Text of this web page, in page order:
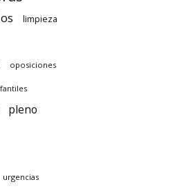
limpieza
oposiciones
pleno
urgencias